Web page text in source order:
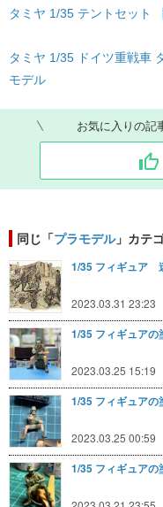
タミヤ 1/35 テントセット
タミヤ 1/35 ドイツ重戦車
モデル
お気に入りの記
同じ「プラモデル」カテ
1/35 フィギュア
2023.03.31 23:23
1/35 フィギュア
2023.03.25 15:19
1/35 フィギュア
2023.03.25 00:59
1/35 フィギュア